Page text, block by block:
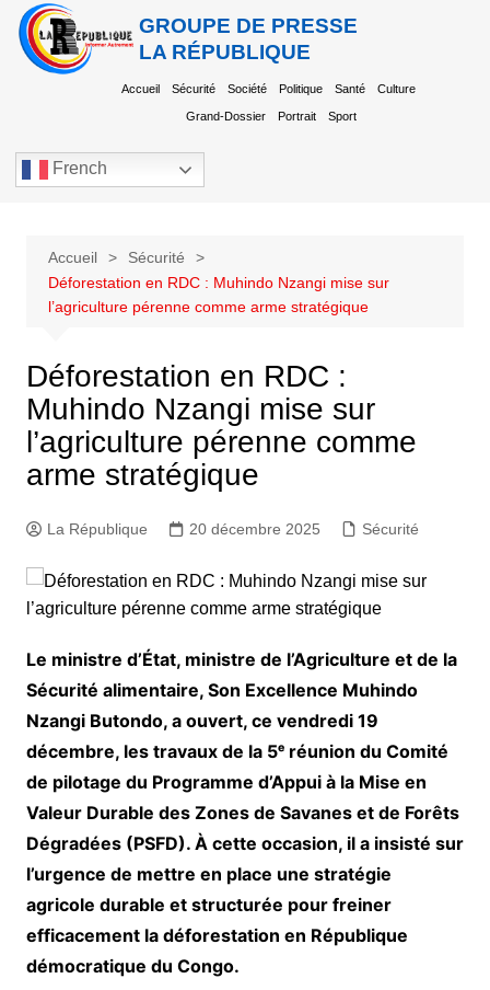
GROUPE DE PRESSE
LA RÉPUBLIQUE
Accueil Sécurité Société Politique Santé Culture
Grand-Dossier Portrait Sport
French
Accueil
Sécurité
Déforestation en RDC : Muhindo Nzangi mise sur
l’agriculture pérenne comme arme stratégique
Déforestation en RDC :
Muhindo Nzangi mise sur
l’agriculture pérenne comme
arme stratégique
La République 20 décembre 2025 Sécurité
Le ministre d’État, ministre de l’Agriculture et de la
Sécurité alimentaire, Son Excellence Muhindo
Nzangi Butondo, a ouvert, ce vendredi 19
décembre, les travaux de la 5ᵉ réunion du Comité
de pilotage du Programme d’Appui à la Mise en
Valeur Durable des Zones de Savanes et de Forêts
Dégradées (PSFD). À cette occasion, il a insisté sur
l’urgence de mettre en place une stratégie
agricole durable et structurée pour freiner
efficacement la déforestation en République
démocratique du Congo.